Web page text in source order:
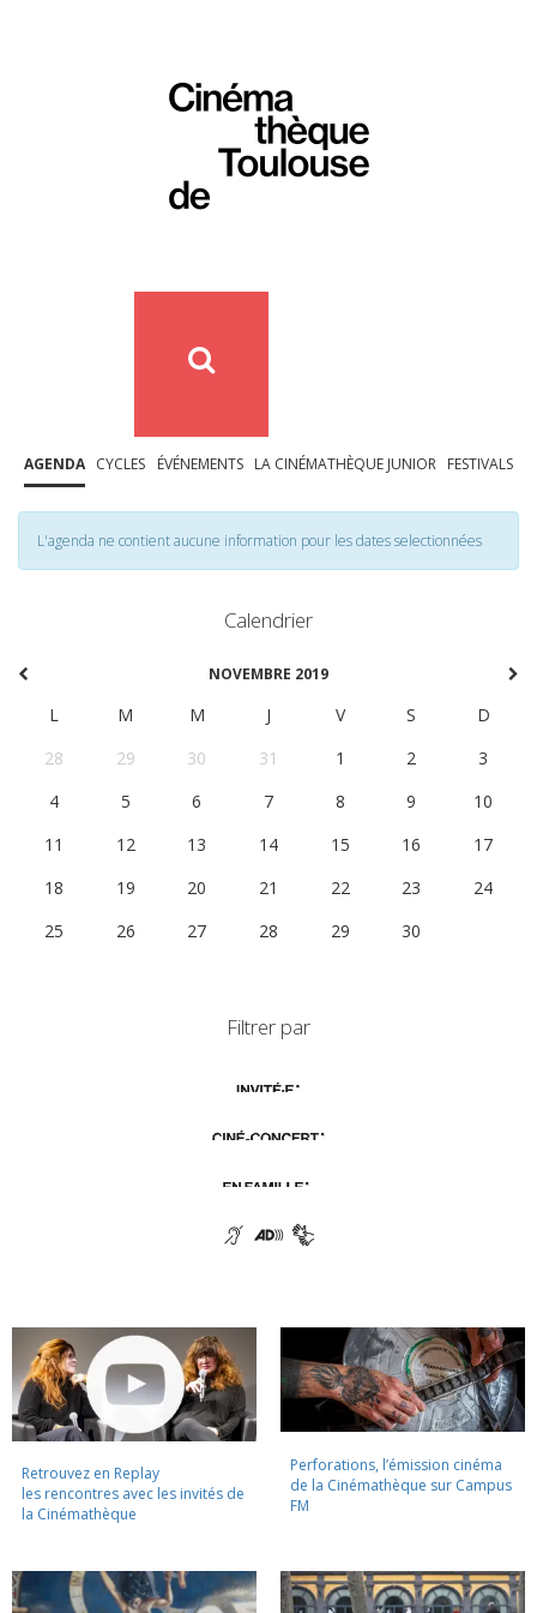
AGENDA CYCLES ÉVÉNEMENTS LA CINÉMATHÈQUE JUNIOR FESTIVALS
L'agenda ne contient aucune information pour les dates selectionnées
Calendrier
NOVEMBRE 2019
L M M J V S
D
28
29 30 31 1 2
3
4
5 6 7 8 9
10
11
12 13 14 15 16
17
18
19 20 21 22 23
24
25
26 27 28 29 30
Filtrer par
Retrouvez en Replay
les rencontres avec les invités de
la Cinémathèque
Perforations, l’émission cinéma
de la Cinémathèque sur Campus
FM